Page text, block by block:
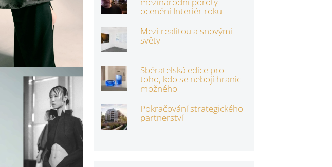
ocenění Interiér roku
Mezi realitou a snovými
světy
Sběratelská edice pro
toho, kdo se nebojí hranic
možného
Pokračování strategického
partnerství